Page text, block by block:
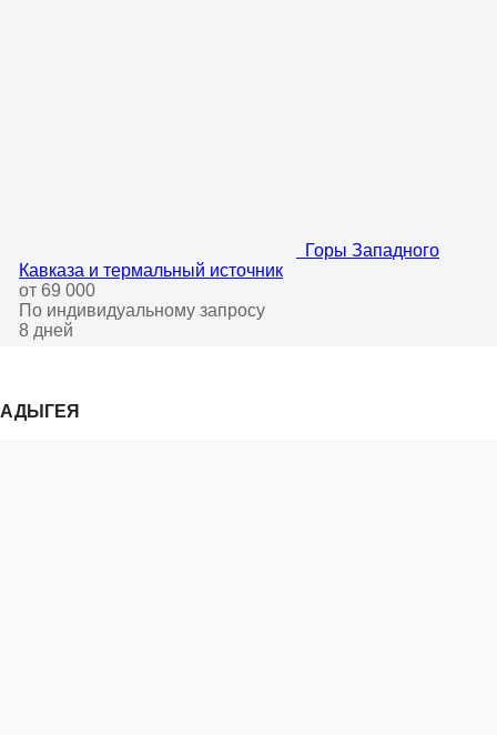
Горы Западного
Кавказа и термальный источник
от 69 000
По индивидуальному запросу
8 дней
АДЫГЕЯ